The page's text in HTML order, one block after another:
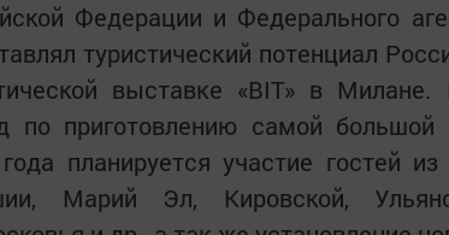
Федерации и Федерального
туристический потенциал
выставке «BIT» в
по приготовлению самой
года планируется участие гостей
Марий Эл, Кировской,